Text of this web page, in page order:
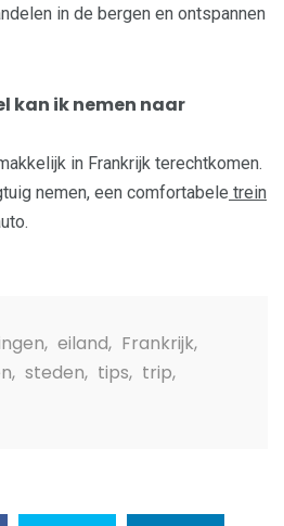
in de bergen en ontspannen
kan ik nemen naar
in Frankrijk terechtkomen.
nemen, een comfortabele trein
, eiland, Frankrijk,
, steden, tips, trip,